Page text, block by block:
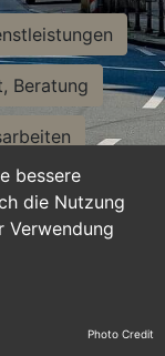
bessere
die Nutzung
Verwendung
Beratung
Photo Credit